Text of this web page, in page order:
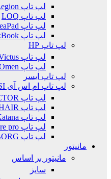
لپ تاپ Legion
لپ تاپ LOQ
لپ تاپ IdeaPad
لپ تاپ ThinkBook
لپ تاپ HP
لپ تاپ Victus
لپ تاپ Omen
لپ تاپ ایسر
لپ تاپ ام اس آی MSI
لپ تاپ VECTOR
لپ تاپ CROSSHAIR
لپ تاپ Katana
لپ تاپ Venture pro
لپ تاپ CYBORG
مانیتور
مانیتور بر اساس
سایز